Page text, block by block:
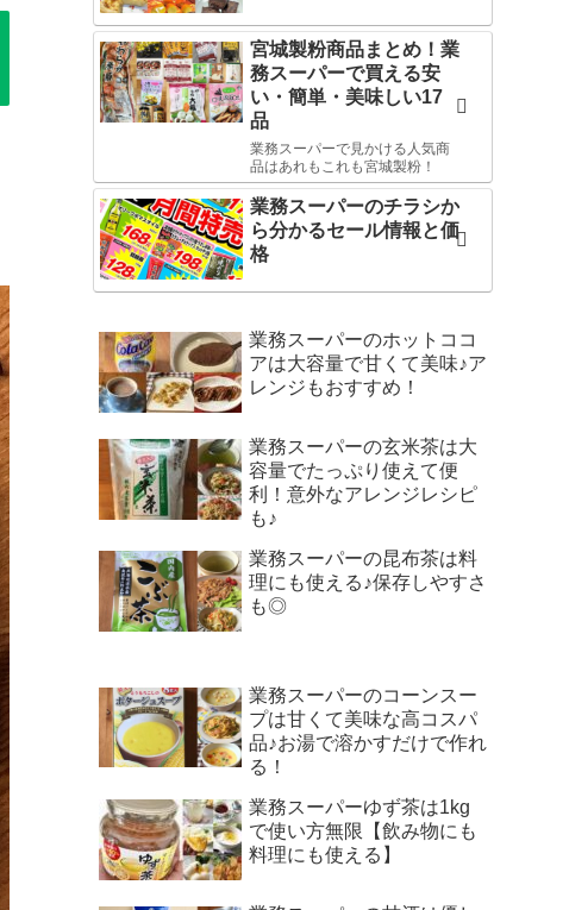
宮城製粉商品まとめ！業
務スーパーで買える安
い・簡単・美味しい17
品
業務スーパーで見かける人気商
品はあれもこれも宮城製粉！
業務スーパーのチラシか
ら分かるセール情報と価
格
業務スーパーのホットココ
アは大容量で甘くて美味♪ア
レンジもおすすめ！
業務スーパーの玄米茶は大
容量でたっぷり使えて便
利！意外なアレンジレシピ
も♪
業務スーパーの昆布茶は料
理にも使える♪保存しやすさ
も◎
業務スーパーのコーンスー
プは甘くて美味な高コスパ
品♪お湯で溶かすだけで作れ
る！
業務スーパーゆず茶は1kg
で使い方無限【飲み物にも
料理にも使える】